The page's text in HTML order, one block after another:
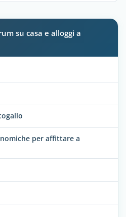
su casa e alloggi a
per affittare a